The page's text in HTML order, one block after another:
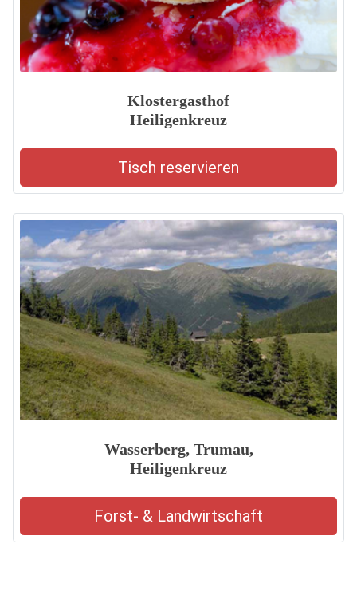
Klostergasthof
Heiligenkreuz
Tisch reservieren
Wasserberg, Trumau,
Heiligenkreuz
Forst- & Landwirtschaft